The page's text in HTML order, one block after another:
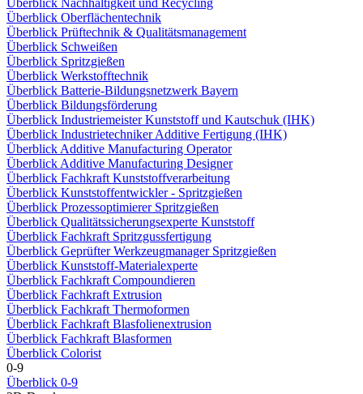
Überblick Nachhaltigkeit und Recycling
Überblick Oberflächentechnik
Überblick Prüftechnik & Qualitätsmanagement
Überblick Schweißen
Überblick Spritzgießen
Überblick Werkstofftechnik
Überblick Batterie-Bildungsnetzwerk Bayern
Überblick Bildungsförderung
Überblick Industriemeister Kunststoff und Kautschuk (IHK)
Überblick Industrietechniker Additive Fertigung (IHK)
Überblick Additive Manufacturing Operator
Überblick Additive Manufacturing Designer
Überblick Fachkraft Kunststoffverarbeitung
Überblick Kunststoffentwickler - Spritzgießen
Überblick Prozessoptimierer Spritzgießen
Überblick Qualitätssicherungsexperte Kunststoff
Überblick Fachkraft Spritzgussfertigung
Überblick Geprüfter Werkzeugmanager Spritzgießen
Überblick Kunststoff-Materialexperte
Überblick Fachkraft Compoundieren
Überblick Fachkraft Extrusion
Überblick Fachkraft Thermoformen
Überblick Fachkraft Blasfolienextrusion
Überblick Fachkraft Blasformen
Überblick Colorist
0-9
Überblick 0-9